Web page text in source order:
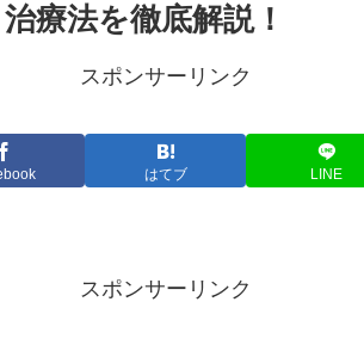
療法を徹底解説！
スポンサーリンク
はてブ LINE
スポンサーリンク